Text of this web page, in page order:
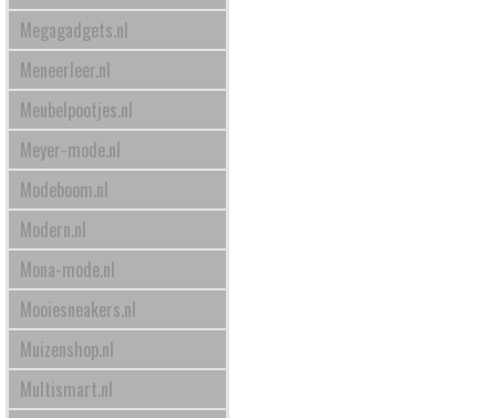
Megagadgets.nl
Meneerleer.nl
Meubelpootjes.nl
Meyer-mode.nl
Modeboom.nl
Modern.nl
Mona-mode.nl
Mooiesneakers.nl
Muizenshop.nl
Multismart.nl